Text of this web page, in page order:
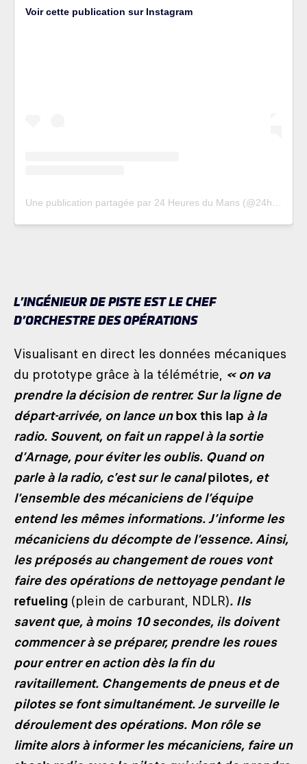
Voir cette publication sur Instagram
Une publication partagée par 24 Heures du Mans (@24heuresdumans)
L’INGÉNIEUR DE PISTE EST LE CHEF
D’ORCHESTRE DES OPÉRATIONS
Visualisant en direct les données mécaniques
du prototype grâce à la télémétrie, « on va
prendre la décision de rentrer. Sur la ligne de
départ-arrivée, on lance unbox this lap à la
radio. Souvent, on fait un rappel à la sortie
d’Arnage, pour éviter les oublis. Quand on
parle à la radio, c’est sur le canalpilotes, et
l’ensemble des mécaniciens de l’équipe
entend les mêmes informations. J’informe les
mécaniciens du décompte de l’essence. Ainsi,
les préposés au changement de roues vont
faire des opérations de nettoyage pendant le
refueling (plein de carburant, NDLR). Ils
savent que, à moins 10 secondes, ils doivent
commencer à se préparer, prendre les roues
pour entrer en action dès la fin du
ravitaillement. Changements de pneus et de
pilotes se font simultanément. Je surveille le
déroulement des opérations. Mon rôle se
limite alors à informer les mécaniciens, faire un